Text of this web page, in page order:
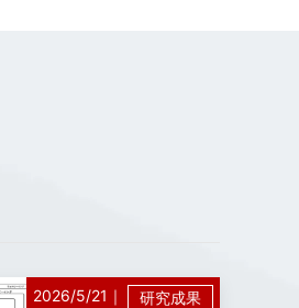
2026/5/21｜ 研究成果